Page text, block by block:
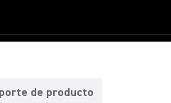
de producto